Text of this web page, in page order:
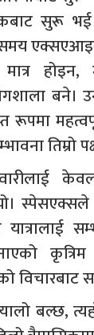
सुरू
समय
होइन,
रूपमा
तिम्रो
यात्रालाई
कृत्रिम
विचारबाट
बल्छ,